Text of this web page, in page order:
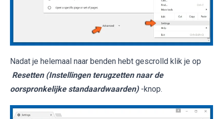
Nadat je helemaal naar benden hebt gescrolld klik je op
Resetten (Instellingen terugzetten naar de
oorspronkelijke standaardwaarden) -knop.